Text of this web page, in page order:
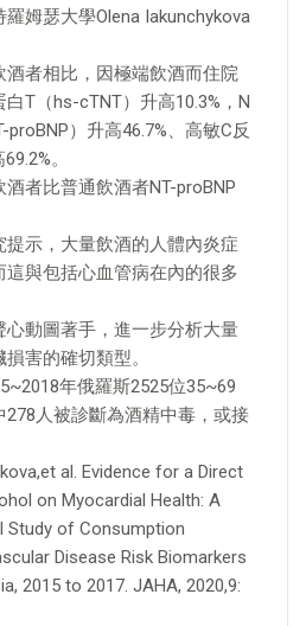
姆瑟大學Olena Iakunchykova
者相比，因極端飲酒而住院
T（hs-cTNT）升高10.3%，N
）升高46.7%、高敏C反
。
者比普通飲酒者NT-proBNP
示，大量飲酒的人體內炎症
與包括心血管病在內的很多
動圖著手，進一步分析大量
害的確切類型。
年俄羅斯2525位35~69
人被診斷為酒精中毒，或接
al. Evidence for a Direct
on Myocardial Health: A
Study of Consumption
Disease Risk Biomarkers
2015 to 2017. JAHA, 2020,9: